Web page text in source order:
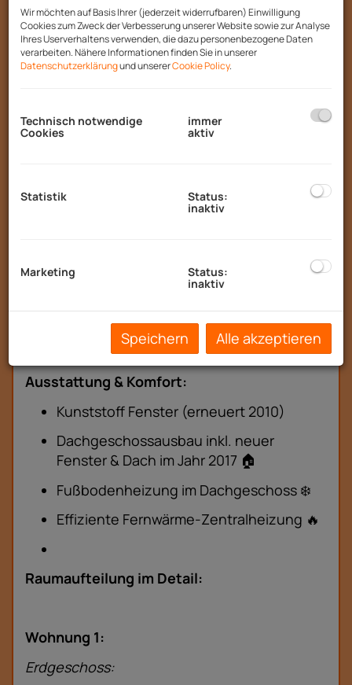
schnell und unkompliziert. Alles für den
täglichen Bedarf befindet sich in
unmittelbarer Nähe – ob Arzt 🩺, Apotheke 💊,
Schule 🏫, Supermarkt 🛒 oder Bäckerei 🥐.
nicht nur ein behagliches Wohngefühl,
👨‍👩‍👧‍👦, als Mehrgenerationenhaus oder zur
Vermietung einzelner Einheiten. Die
Zwei separate Eingänge führen zu den
Eingang 1:Erdgeschoss
Eingang 2:Ober- und Dachgeschoss
Ausstattung & Komfort:
Kunststoff Fenster (erneuert 2010)
Dachgeschossausbau inkl. neuer
Fenster & Dach im Jahr 2017 🏠
Fußbodenheizung im Dachgeschoss ❄️
Effiziente Fernwärme-Zentralheizung 🔥
Raumaufteilung im Detail:
Wohnung 1:
Erdgeschoss:
Wir möchten auf Basis Ihrer (jederzeit widerrufbaren) Einwilligung
Cookies zum Zweck der Verbesserung unserer Website sowie zur Analyse
Ihres Userverhaltens verwenden, die dazu personenbezogene Daten
verarbeiten. Nähere Informationen finden Sie in unserer
Datenschutzerklärungund unsererCookie Policy.
Technisch notwendige
Cookies
immer
aktiv
Statistik Status:
inaktiv
Marketing Status:
inaktiv
Speichern Alle akzeptieren